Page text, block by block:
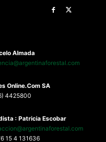
Almada
Online.Com SA
4425800
: Patricia Escobar
15 4 131636